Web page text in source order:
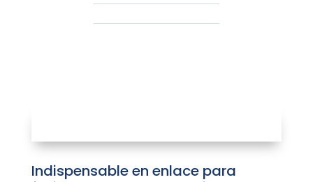
Indispensable en enlace para